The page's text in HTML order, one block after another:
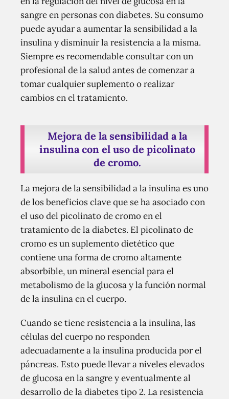
sangre en personas con diabetes. Su consumo
puede ayudar a aumentar la sensibilidad a la
insulina y disminuir la resistencia a la misma.
Siempre es recomendable consultar con un
profesional de la salud antes de comenzar a
tomar cualquier suplemento o realizar
cambios en el tratamiento.
Mejora de la sensibilidad a la
insulina con el uso de picolinato
de cromo.
La mejora de la sensibilidad a la insulina es uno
de los beneficios clave que se ha asociado con
el uso del picolinato de cromo en el
tratamiento de la diabetes. El picolinato de
cromo es un suplemento dietético que
contiene una forma de cromo altamente
absorbible, un mineral esencial para el
metabolismo de la glucosa y la función normal
de la insulina en el cuerpo.
Cuando se tiene resistencia a la insulina, las
células del cuerpo no responden
adecuadamente a la insulina producida por el
páncreas. Esto puede llevar a niveles elevados
de glucosa en la sangre y eventualmente al
desarrollo de la diabetes tipo 2. La resistencia